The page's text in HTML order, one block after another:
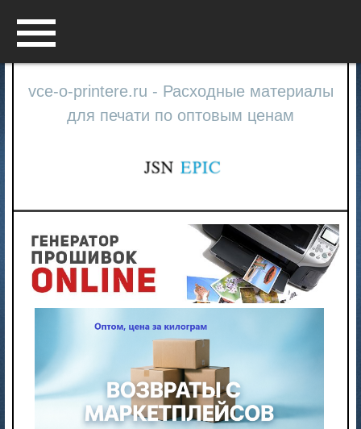
vce-o-printere.ru - Расходные материалы
для печати по оптовым ценам